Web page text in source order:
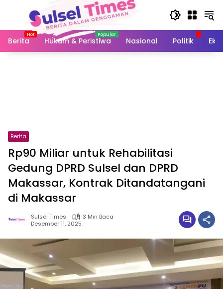
Berita
Hukum & Peristiwa Nasional Politik
Berita
Rp90 Miliar untuk Rehabilitasi
Gedung DPRD Sulsel dan DPRD
Makassar, Kontrak Ditandatangani
di Makassar
Sulsel Times
3 Min Baca
Desember 11, 2025